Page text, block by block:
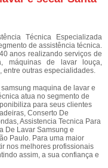
Técnica Especializada
de assistência técnica.
anos realizando serviços de
máquinas de lavar louça,
entre outras especialidades.
maquina de lavar e
atua no segmento de
para seus clientes
Conserto De
Assistencia Tecnica Para
De Lavar Samsung e
Paulo. Para uma maior
nos melhores profissionais
assim, a sua confiança e